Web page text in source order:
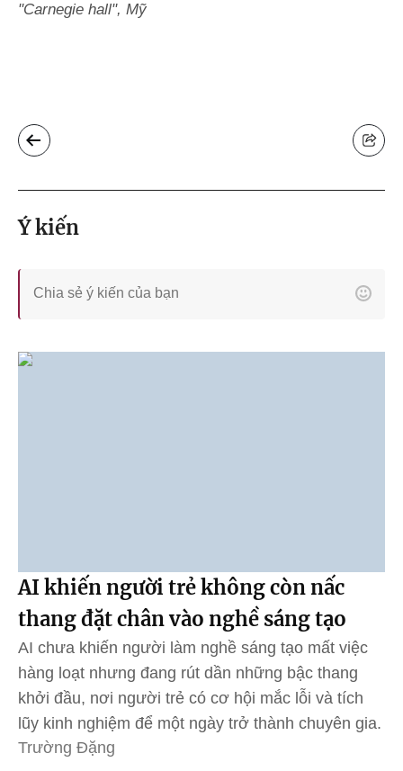
"Carnegie hall", Mỹ
Ý kiến
AI khiến người trẻ không còn nấc
thang đặt chân vào nghề sáng tạo
AI chưa khiến người làm nghề sáng tạo mất việc
hàng loạt nhưng đang rút dần những bậc thang
khởi đầu, nơi người trẻ có cơ hội mắc lỗi và tích
lũy kinh nghiệm để một ngày trở thành chuyên gia.
Trường Đặng